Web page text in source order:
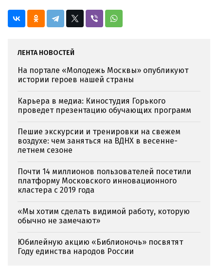
ЛЕНТА НОВОСТЕЙ
На портале «Молодежь Москвы» опубликуют
истории героев нашей страны
Карьера в медиа: Киностудия Горького
проведет презентацию обучающих программ
Пешие экскурсии и тренировки на свежем
воздухе: чем заняться на ВДНХ в весенне-
летнем сезоне
Почти 14 миллионов пользователей посетили
платформу Московского инновационного
кластера с 2019 года
«Мы хотим сделать видимой работу, которую
обычно не замечают»
Юбилейную акцию «Библионочь» посвятят
Году единства народов России